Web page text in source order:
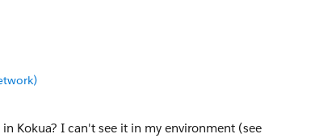
Kokua? I can't see it in my environment (see